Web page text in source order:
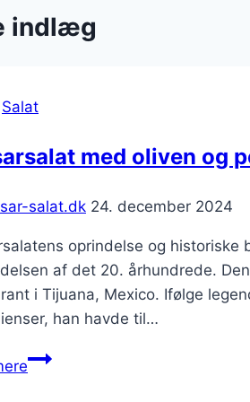
indlæg
Salat
med oliven og
salat.dk 24. december 2024
oprindelse og
af det 20. århundrede.
i Tijuana, Mexico. Ifølge
han havde til…
Cæsarsalat